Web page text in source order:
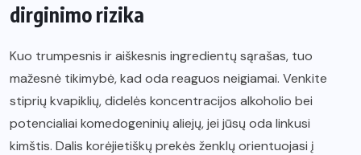
dirginimo rizika
Kuo trumpesnis ir aiškesnis ingredientų sąrašas, tuo
mažesnė tikimybė, kad oda reaguos neigiamai. Venkite
stiprių kvapiklių, didelės koncentracijos alkoholio bei
potencialiai komedogeninių aliejų, jei jūsų oda linkusi
kimštis. Dalis korėjietiškų prekės ženklų orientuojasi į